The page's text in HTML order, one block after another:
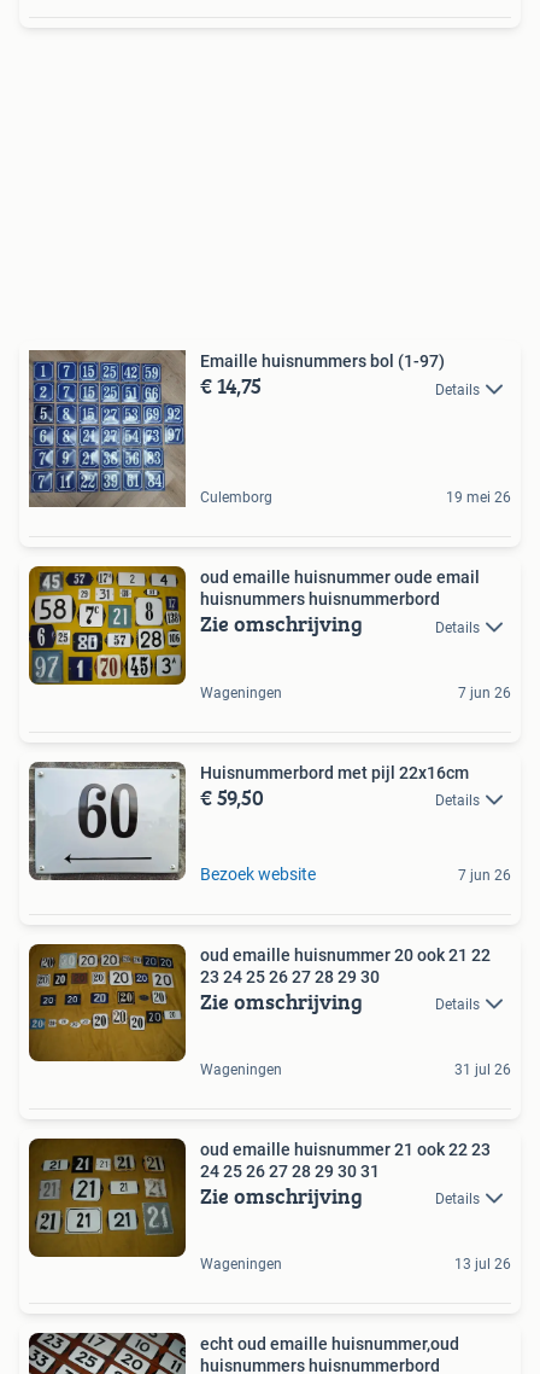
Emaille huisnummers bol (1-97)
€ 14,75 Details
Culemborg 19 mei 26
oud emaille huisnummer oude email
huisnummers huisnummerbord
Zie omschrijving Details
Wageningen 7 jun 26
Huisnummerbord met pijl 22x16cm
€ 59,50 Details
Bezoek website 7 jun 26
oud emaille huisnummer 20 ook 21 22
23 24 25 26 27 28 29 30
Zie omschrijving Details
Wageningen 31 jul 26
oud emaille huisnummer 21 ook 22 23
24 25 26 27 28 29 30 31
Zie omschrijving Details
Wageningen 13 jul 26
echt oud emaille huisnummer,oud
huisnummers huisnummerbord